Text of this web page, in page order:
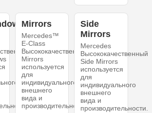
Mirrors
Mercedes™
E-Class
Высококачественный
Mirrors
используется
для
индивидуального
внешнего
вида и
производительности.
Side
Mirrors
Mercedes
Высококачественный
Side Mirrors
используется
для
индивидуального
внешнего
вида и
производительности.